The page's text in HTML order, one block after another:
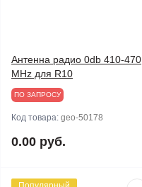
Антенна радио 0db 410-470
MHz для R10
ПО ЗАПРОСУ
Код товара: geo-50178
0.00 руб.